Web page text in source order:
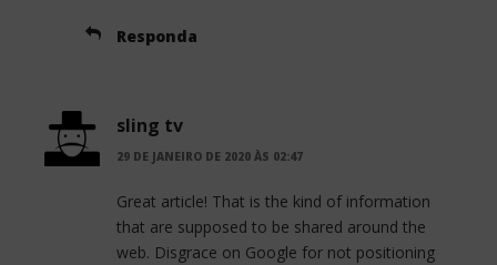
Responda
sling tv
29 DE JANEIRO DE 2020 ÀS 02:47
Great article! That is the kind of information
that are supposed to be shared around the
web. Disgrace on Google for not positioning